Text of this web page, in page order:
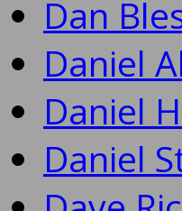
Dan
Daniel
Daniel
Daniel